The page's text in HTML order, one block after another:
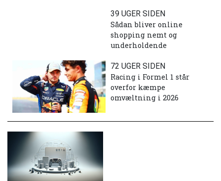
39 UGER SIDEN
Sådan bliver online
shopping nemt og
underholdende
72 UGER SIDEN
Racing i Formel 1 står
overfor kæmpe
omvæltning i 2026